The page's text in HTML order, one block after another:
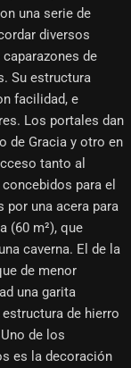
una serie de
diversos
de
Su estructura
facilidad, e
Los portales dan
de Gracia y otro en
tanto al
para el
por una acera para
(60 m²), que
caverna. El de la
de menor
una garita
de hierro
de los
es la decoración